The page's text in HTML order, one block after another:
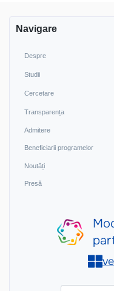
Navigare
Despre
Studii
Cercetare
Transparența
Admitere
Beneficiarii programelor
Noutăți
Presă